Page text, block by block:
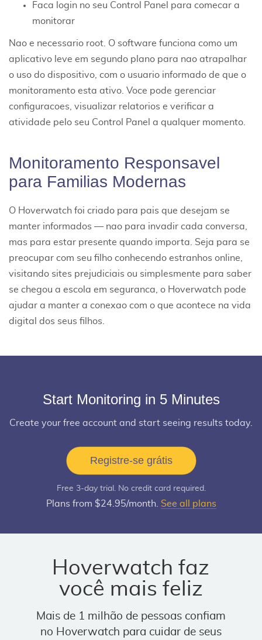
Faca login no seu Control Panel para comecar a
monitorar
Nao e necessario root. O software funciona como um
aplicativo leve em segundo plano para nao atrapalhar
o uso do dispositivo, com o usuario informado de que o
monitoramento esta ativo. Voce pode gerenciar
configuracoes, visualizar relatorios e verificar a
atividade pelo seu Control Panel a qualquer momento.
Monitoramento Responsavel
para Familias Modernas
O Hoverwatch foi criado para pais que desejam se
manter informados — nao para invadir cada conversa,
mas para estar presente quando importa. Seja para se
preocupar com seu filho conhecendo estranhos online,
visitando sites prejudiciais ou simplesmente para saber
se chegou a escola em seguranca, o Hoverwatch pode
ajudar a manter a conexao com o que acontece na vida
digital dos seus filhos.
Start Monitoring in 5 Minutes
Create your free account and start seeing results today.
Registre-se grátis
Free 3-day trial. No credit card required.
Plans from $24.95/month. See all plans
Hoverwatch faz
você mais feliz
Mais de 1 milhão de pessoas confiam
no Hoverwatch para cuidar de seus